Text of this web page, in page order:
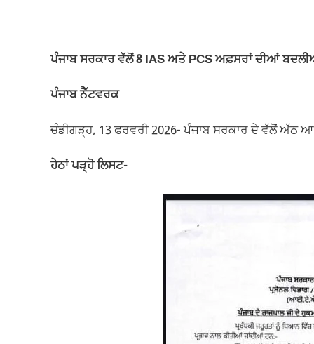
e
b
o
o
k
s
p
p
gr y
k
e
ਪੰਜਾਬ ਸਰਕਾਰ ਵੱਲੋਂ 8 IAS ਅਤੇ PCS ਅਫ਼ਸਰਾਂ ਦੀਆਂ
ਪੰਜਾਬ ਨੈੱਟਵਰਕ
ਚੰਡੀਗੜ੍ਹ, 13 ਫਰਵਰੀ 2026- ਪੰਜਾਬ ਸਰਕਾਰ ਦੇ ਵੱਲੋਂ ਅੱਠ
ਹੇਠਾਂ ਪੜ੍ਹੋ ਲਿਸਟ-